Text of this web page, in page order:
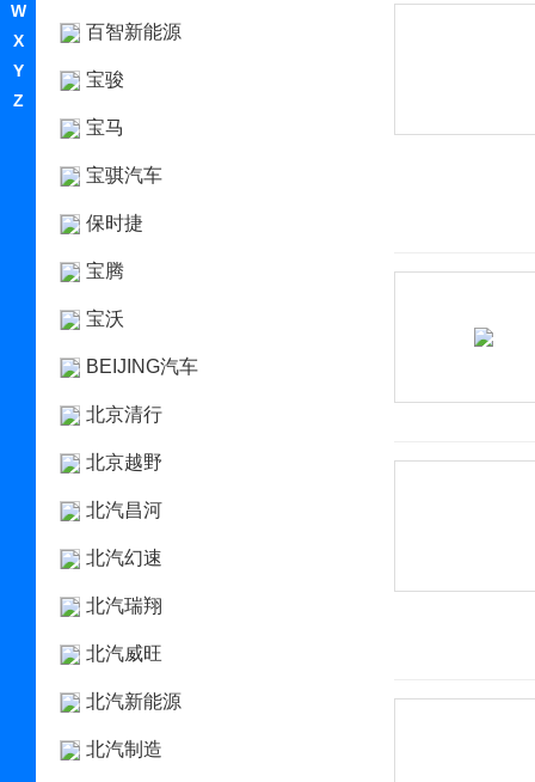
W
X
Y
Z
百智新能源
宝骏
宝马
宝骐汽车
保时捷
宝腾
宝沃
BEIJING汽车
北京清行
北京越野
北汽昌河
北汽幻速
北汽瑞翔
北汽威旺
北汽新能源
北汽制造